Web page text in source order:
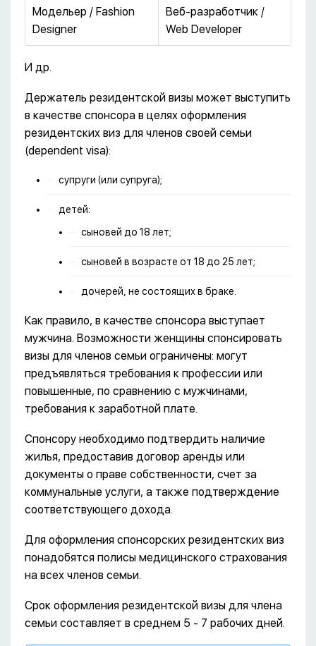
Модельер / Fashion
Designer
Веб-разработчик /
Web Developer
И др.
Держатель резидентской визы может выступить
в качестве спонсора в целях оформления
резидентских виз для членов своей семьи
(dependent visa):
супруги (или супруга);
детей:
сыновей до 18 лет;
сыновей в возрасте от 18 до 25 лет;
дочерей, не состоящих в браке.
Как правило, в качестве спонсора выступает
мужчина. Возможности женщины спонсировать
визы для членов семьи ограничены: могут
предъявляться требования к профессии или
повышенные, по сравнению с мужчинами,
требования к заработной плате.
Спонсору необходимо подтвердить наличие
жилья, предоставив договор аренды или
документы о праве собственности, счет за
коммунальные услуги, а также подтверждение
соответствующего дохода.
Для оформления спонсорских резидентских виз
понадобятся полисы медицинского страхования
на всех членов семьи.
Срок оформления резидентской визы для члена
семьи составляет в среднем 5 - 7 рабочих дней.